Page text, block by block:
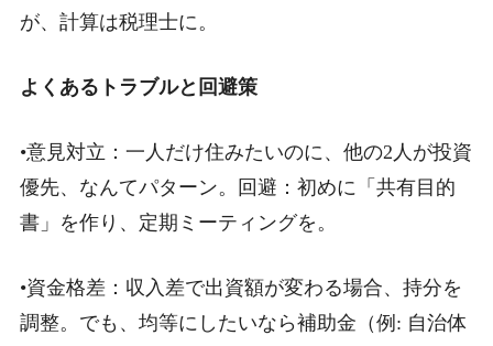
が、計算は税理士に。
よくあるトラブルと回避策
•意見対立：一人だけ住みたいのに、他の2人が投資
優先、なんてパターン。回避：初めに「共有目的
書」を作り、定期ミーティングを。
•資金格差：収入差で出資額が変わる場合、持分を
調整。でも、均等にしたいなら補助金（例: 自治体